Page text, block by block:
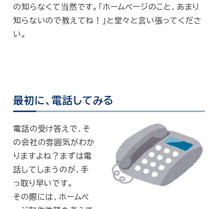
の知らなくて当然です。「ホームページのこと、あまり
知らないので教えてね！」と堂々と言い張ってくださ
い。
最初に、電話してみる
電話の受け答えで、そ
の会社の雰囲気がわか
りますよね？まずは電
話してしまうのが、手
っ取り早いです。
その際には、ホームペ